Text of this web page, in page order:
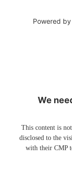
Powered by
We
This content is
disclosed to the
with their CMP